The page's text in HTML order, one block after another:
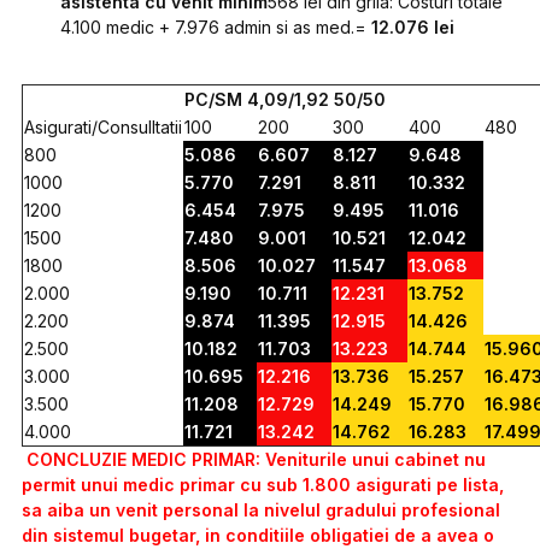
4.100 medic + 7.976 admin si as med.=12.076 lei
PC/SM 4,09/1,92 50/50
Asigurati/Consulltatii100 200 300 400
480
800
5.086 6.607 8.127
9.648
1000
5.770 7.291 8.811
10.332
1200
6.454 7.975 9.495
11.016
1500
7.480 9.001 10.521
12.042
1800
8.506 10.027 11.547
13.068
2.000
9.190 10.711 12.231
13.752
2.200
9.874 11.395 12.915
14.426
2.500
10.182 11.703 13.223 14.744
3.000
10.695 12.216 13.736 15.257
3.500
11.208 12.729 14.249 15.770
4.000
11.721 13.242 14.762 16.283
CONCLUZIE MEDIC PRIMAR: Veniturile unui cabinet nu
permit unui medic primar cu sub 1.800 asigurati pe lista,
sa aiba un venit personal la nivelul gradului profesional
din sistemul bugetar, in conditiile obligatiei de a avea o